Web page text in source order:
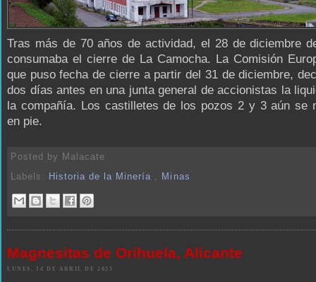
Tras más de 70 años de actividad, el 28 de diciembre
consumaba el cierre de La Camocha. La Comisión
que puso fecha de cierre a partir del 31 de diciembre,
dos días antes en una junta general de accionistas la
la compañía. Los castilletes de los pozos 2 y 3 aún se
en pie.
Posted by Malacate
Labels: Historia de la Minería Minas
Magnesitas de Orihuela, Alicante
LUNES, 14 DE ABRIL DE 2025